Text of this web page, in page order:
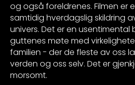
og også foreldrenes. Filmen er
samtidig hverdagslig skildring
univers. Det er en usentimental
guttenes møte med
familien - der de fleste av oss
verden og oss selv. Det er
morsomt.